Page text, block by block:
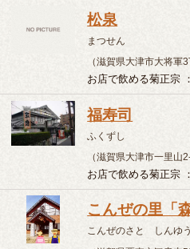
お店で飲める菊正宗 ： 上撰・生貯蔵酒
たくみ
（滋賀県彦根市高宮町下塚本29-1,焼肉）
お店で飲める菊正宗 ： 上撰・生貯蔵酒
馳走屋 ぜんべさん
ちそうや ぜんべさん